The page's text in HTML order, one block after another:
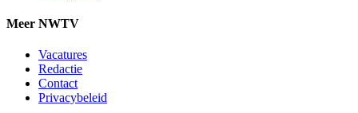
Meer NWTV
Vacatures
Redactie
Contact
Privacybeleid